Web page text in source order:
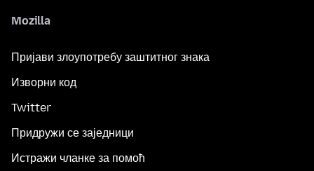
Mozilla
Пријави злоупотребу заштитног знака
Изворни код
Twitter
Придружи се заједници
Истражи чланке за помоћ